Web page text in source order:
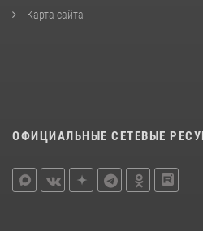
Карта сайта
ОФИЦИАЛЬНЫЕ СЕТЕВЫЕ